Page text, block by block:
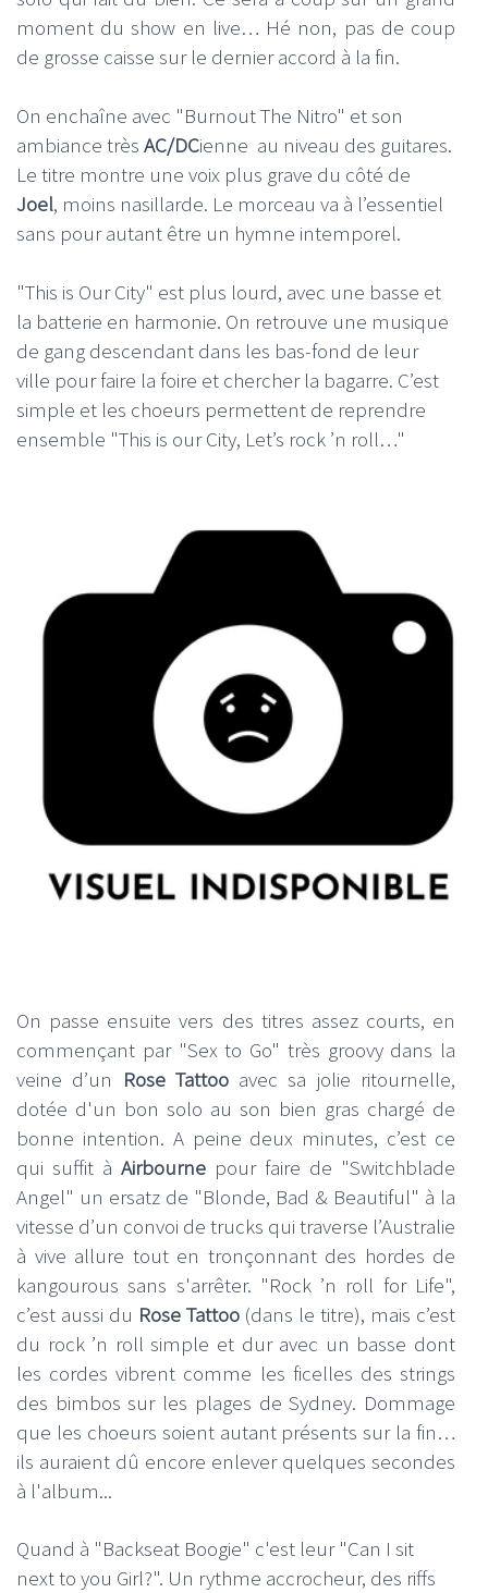
moment du show en live… Hé non, pas de coup
de grosse caisse sur le dernier accord à la fin.
On enchaîne avec "Burnout The Nitro" et son
ambiance très AC/DCienne au niveau des guitares.
Le titre montre une voix plus grave du côté de
Joel, moins nasillarde. Le morceau va à l’essentiel
sans pour autant être un hymne intemporel.
"This is Our City" est plus lourd, avec une basse et
la batterie en harmonie. On retrouve une musique
de gang descendant dans les bas-fond de leur
ville pour faire la foire et chercher la bagarre. C’est
simple et les choeurs permettent de reprendre
ensemble "This is our City, Let’s rock ’n roll…"
On passe ensuite vers des titres assez courts, en
commençant par "Sex to Go" très groovy dans la
veine d’un Rose Tattooavec sa jolie ritournelle,
dotée d'un bon solo au son bien gras chargé de
bonne intention. A peine deux minutes, c’est ce
qui suffit à Airbourne pour faire de "Switchblade
Angel" un ersatz de "Blonde, Bad & Beautiful" à la
vitesse d’un convoi de trucks qui traverse l’Australie
à vive allure tout en tronçonnant des hordes de
kangourous sans s'arrêter. "Rock ’n roll for Life",
c’est aussi du Rose Tattoo(dans le titre), mais c’est
du rock ’n roll simple et dur avec un basse dont
les cordes vibrent comme les ficelles des strings
des bimbos sur les plages de Sydney. Dommage
que les choeurs soient autant présents sur la fin…
ils auraient dû encore enlever quelques secondes
à l'album...
Quand à "Backseat Boogie" c'est leur "Can I sit
next to you Girl?". Un rythme accrocheur, des riffs